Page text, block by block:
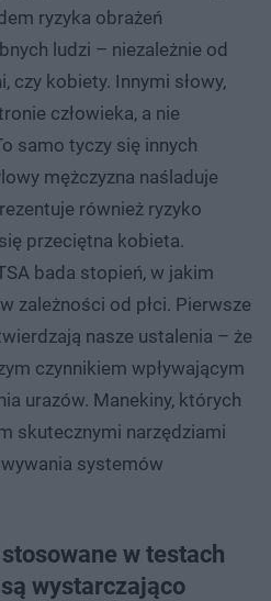
ryzyka obrażeń
ludzi – niezależnie od
czy kobiety. Innymi słowy,
człowieka, a nie
samo tyczy się innych
mężczyzna naśladuje
również ryzyko
przeciętna kobieta.
bada stopień, w jakim
zależności od płci. Pierwsze
nasze ustalenia – że
czynnikiem wpływającym
urazów. Manekiny, których
skutecznymi narzędziami
systemów
w testach
wystarczająco